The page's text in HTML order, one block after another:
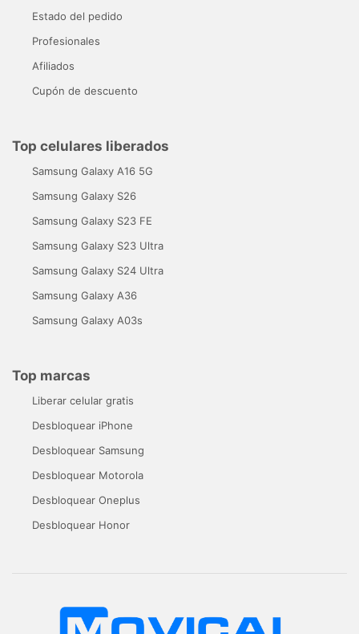
Estado del pedido
Profesionales
Afiliados
Cupón de descuento
Top celulares liberados
Samsung Galaxy A16 5G
Samsung Galaxy S26
Samsung Galaxy S23 FE
Samsung Galaxy S23 Ultra
Samsung Galaxy S24 Ultra
Samsung Galaxy A36
Samsung Galaxy A03s
Top marcas
Liberar celular gratis
Desbloquear iPhone
Desbloquear Samsung
Desbloquear Motorola
Desbloquear Oneplus
Desbloquear Honor